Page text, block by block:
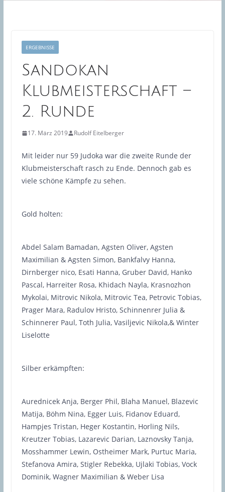
ERGEBNISSE
Sandokan
Klubmeisterschaft –
2. Runde
17. März 2019 Rudolf Eitelberger
Mit leider nur 59 Judoka war die zweite Runde der
Klubmeisterschaft rasch zu Ende. Dennoch gab es
viele schöne Kämpfe zu sehen.
Gold holten:
Abdel Salam Bamadan, Agsten Oliver, Agsten
Maximilian & Agsten Simon, Bankfalvy Hanna,
Dirnberger nico, Esati Hanna, Gruber David, Hanko
Pascal, Harreiter Rosa, Khidach Nayla, Krasnozhon
Mykolai, Mitrovic Nikola, Mitrovic Tea, Petrovic Tobias,
Prager Mara, Radulov Hristo, Schinnenrer Julia &
Schinnerer Paul, Toth Julia, Vasiljevic Nikola,& Winter
Liselotte
Silber erkämpften:
Aurednicek Anja, Berger Phil, Blaha Manuel, Blazevic
Matija, Böhm Nina, Egger Luis, Fidanov Eduard,
Hampjes Tristan, Heger Kostantin, Horling Nils,
Kreutzer Tobias, Lazarevic Darian, Laznovsky Tanja,
Mosshammer Lewin, Ostheimer Mark, Purtuc Maria,
Stefanova Amira, Stigler Rebekka, Ujlaki Tobias, Vock
Dominik, Wagner Maximilian & Weber Lisa